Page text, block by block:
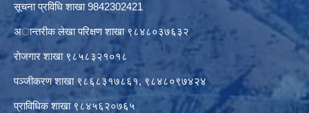
सूचना प्रविधि शाखा 9842302421
अान्तरीक लेखा परिक्षण शाखा ९८४८०३७६३२
राेजगार शाखा ९८५८३२१०१८
पञ्जीकरण शाखा ९८६८३१७८६१, ९८४८०९७४२४
प्राविधिक शाखा ९८४५६२०७६५